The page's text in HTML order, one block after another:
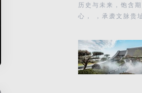
历史与未来，饱含
心， ，承袭文脉贵